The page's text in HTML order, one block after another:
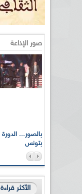
صور الإذاعة
بتونس
الأكثر قراءة